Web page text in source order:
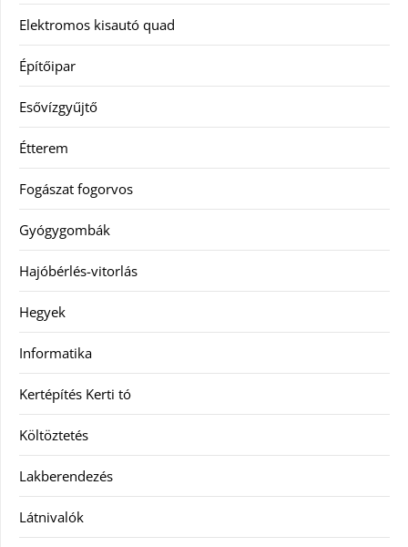
Elektromos kisautó quad
Építőipar
Esővízgyűjtő
Étterem
Fogászat fogorvos
Gyógygombák
Hajóbérlés-vitorlás
Hegyek
Informatika
Kertépítés Kerti tó
Költöztetés
Lakberendezés
Látnivalók